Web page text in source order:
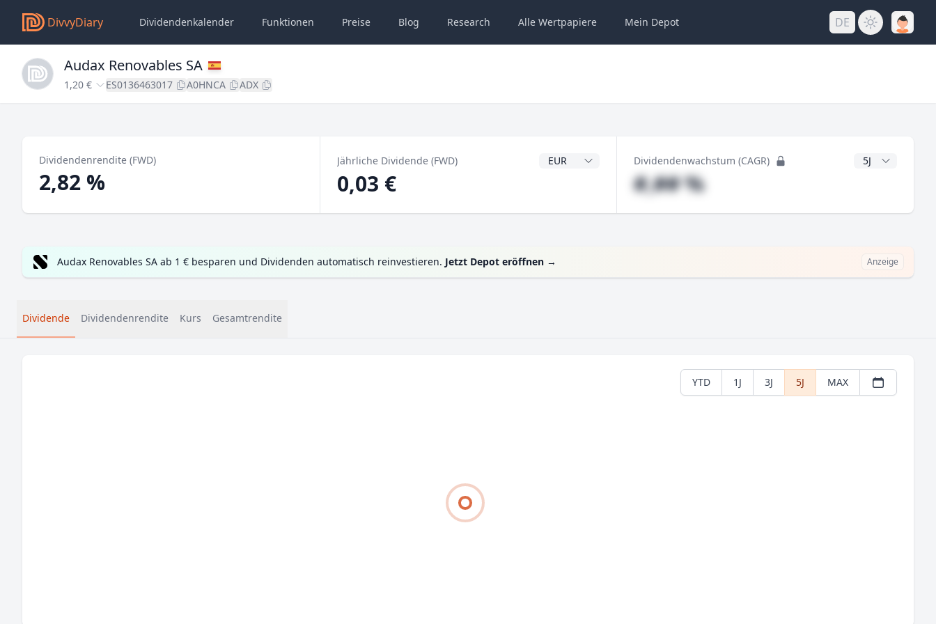
DivvyDiary Dividendenkalender Funktionen Preise Blog Research Alle Wertpapiere Mein Depot DE
Audax Renovables SA
1,20 € ES0136463017 A0HNCA ADX
Dividendenrendite (FWD)
2,82 %
Jährliche Dividende (FWD) Dividendenwährung
0,03 €
Dividendenwachstum (CAGR) CAGR Jahre
#,## %
Audax Renovables SA ab 1 € besparen und Dividenden automatisch reinvestieren. Jetzt Depot eröffnen → Anzeige
Dividende Dividendenrendite Kurs Gesamtrendite
YTD 1J 3J 5J MAX